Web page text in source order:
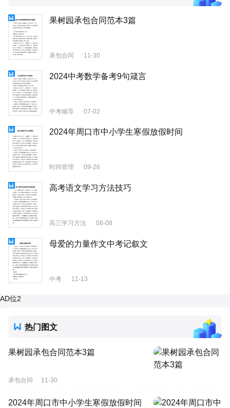
果树园承包合同范本3篇
承包合同 11-30
2024中考数学备考9句箴言
中考辅导 07-02
2024年周口市中小学生寒假放假时间
时间管理 09-26
高考语文学习方法技巧
高三学习方法 08-08
母爱的力量作文中考记叙文
中考 11-13
AD位2
热门图文
果树园承包合同范本3篇
承包合同 11-30
2024年周口市中小学生寒假放假时间